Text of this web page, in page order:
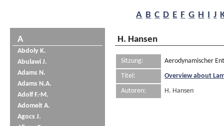
A B C D E F G H I J
A
Abdoly K.
Abulawi J.
Adams N.
Adams N.A.
Adolf F.-M.
Adomeit A.
Agocs J.
H. Hansen
Sitzung:
Aerodynamischer
Titel:
Overview about
Autoren:
H. Hansen